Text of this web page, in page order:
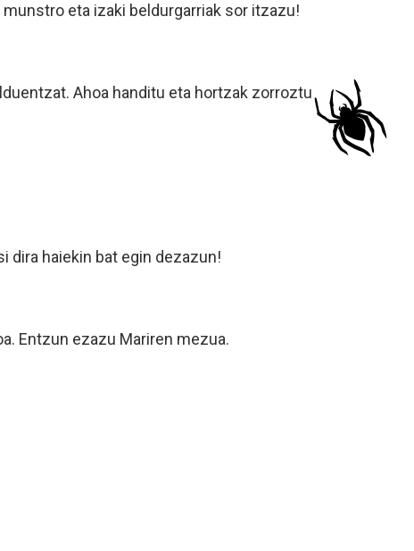
eta izaki beldurgarriak sor itzazu!
Ahoa handitu eta hortzak zorroztu
dira haiekin bat egin dezazun!
Entzun ezazu Mariren mezua.